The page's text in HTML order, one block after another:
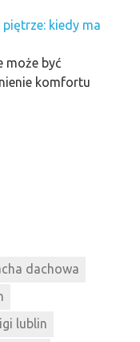
kiedy ma
może być
komfortu
dachowa
lublin